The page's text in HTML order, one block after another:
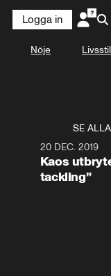
Logga in
Nöje Livsstil
SE ALLA
20 DEC. 2019
Kaos
tackling”